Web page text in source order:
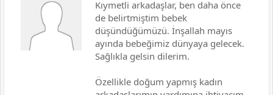
Kıymetli arkadaşlar, ben daha önce
de belirtmiştim bebek
düşündüğümüzü. İnşallah mayıs
ayında bebeğimiz dünyaya gelecek.
Sağlıkla gelsin dilerim.
Özellikle doğum yapmış kadın